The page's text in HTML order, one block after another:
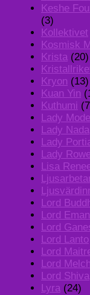
Keshe
(3)
Kollektivet
Kosmisk
Krista (20)
Kryon (13)
Kuan Yin
Kuthumi
Lady
Lady Nada
Lady
Lady
Lisa
Lord
Lord
Lord
Lord Lanto
Lord
Lord
Lord Shiva
Lyra (24)